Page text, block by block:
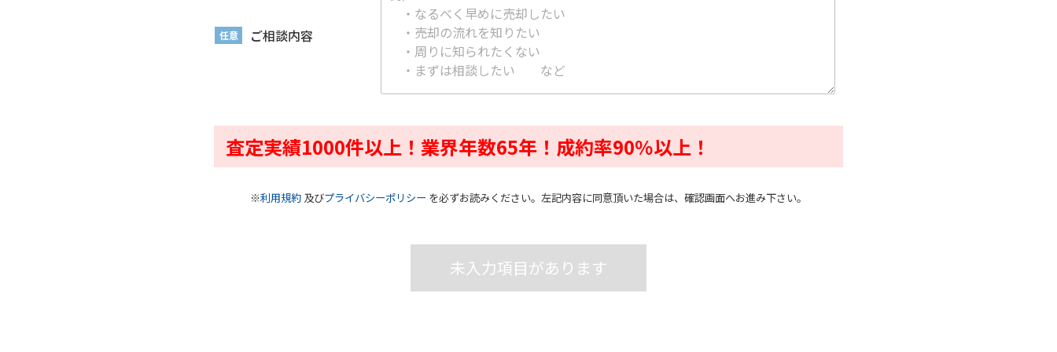
任意 ご相談内容
査定実績1000件以上！ 業界年数65年！ 成約率90％以上！
※利用規約 及びプライバシーポリシー を必ずお読みください。左記内容に同意頂いた場合は、確認画面へお進み下さい。
未入力項目があります